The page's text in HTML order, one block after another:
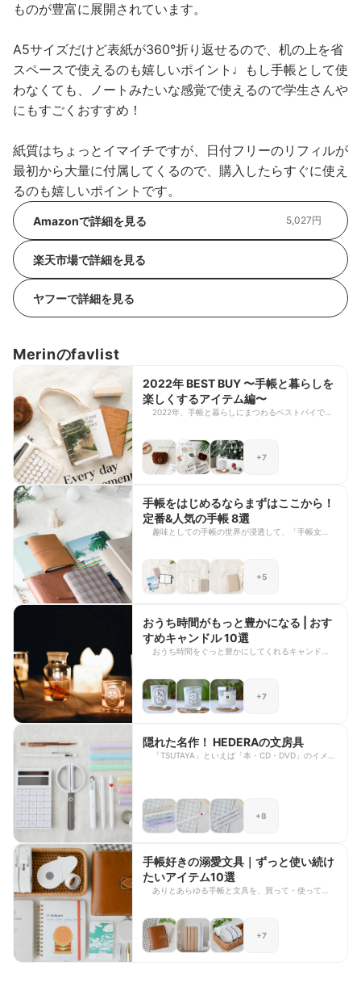
ものが豊富に展開されています。
A5サイズだけど表紙が360°折り返せるので、机の上を省
スペースで使えるのも嬉しいポイント♩もし手帳として使
わなくても、ノートみたいな感覚で使えるので学生さんや
にもすごくおすすめ！
紙質はちょっとイマイチですが、日付フリーのリフィルが
最初から大量に付属してくるので、購入したらすぐに使え
るのも嬉しいポイントです。
Amazonで詳細を見る 5,027円
楽天市場で詳細を見る
ヤフーで詳細を見る
Merinのfavlist
2022年 BEST BUY 〜手帳と暮らしを
楽しくするアイテム編〜
2022年、手帳と暮らしにまつわるベストバイで
りです。ぜひ暮らしに取り入れてみてください♪
+7
手帳をはじめるならまずはここから！
定番&人気の手帳 8選
趣味としての手帳の世界が浸透して、「手帳女子」
とくちに「手帳」といっても、数え切れないぐらい
種類があります。 これから手帳を始めたい方向け
に、「まずはここだけおさえておけばOK！」とい
LOFTやハンズなどで常に安定して置いてあるもの
が中心になりますので、店頭にお買い物に行かれた
際はぜひご自分に合いそうなものを手に取って見て
みるのがおすすめです。 それぞれの手帳にフォー
どでじっくりとチェックしてみてくださいね。
+5
おうち時間がもっと豊かになる | おす
すめキャンドル 10選
おうち時間をぐっと豊かにしてくれるキャンドル。
る、暮らしに欠かせないアイテムです。 そんな大
好きなキャンドルの中から、特におすすめのものを
10個選んでみました。 アロマキャンドル、音のす
ンドルなどバリエーションは様々。キャンドルは灯
す時間や、消した後の芯の整え方で形が変わるため
「育てる」ことを楽しめるアイテムでもあると言わ
れて、心安らぐおうち時間を過ごしてみませんか？
¨̮
+7
隠れた名作！ HEDERAの文房具
「TSUTAYA」といえば「本・CD・DVD」のイメー
ニマルさと機能性のバランスが効いた独自のスタイ
ルを貫くTSUTAYAの文房具プライベートブランド
です。 実はこの「HEDERA」シリーズは、
なHEDERAシリーズの中から、特に気に入っている
文房具を集めました。 YouTubeではもっと詳しく
解説をしているので もし気になるアイテムがあっ
ザインは、無印文房具や韓国文房具が好きな方にも
超おすすめです！
+8
手帳好きの溺愛文具｜ずっと使い続け
たいアイテム10選
ありとあらゆる手帳と文具を、買って・使って・紹
えやトレンドを一切意識せず、純粋に選んだ大好き
なアイテム。機能的に優れたものから、単純に見た
目が好き！というものまで様々です。絶対に手放せ
+7